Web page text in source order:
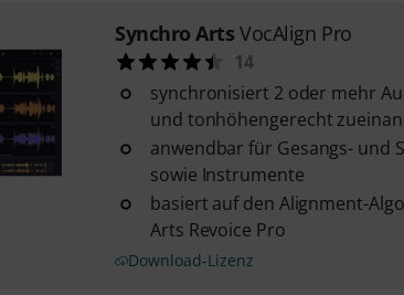
Synchro Arts VocAlign Pro
14
synchronisiert 2 oder mehr
und tonhöhengerecht
anwendbar für Gesangs- und
sowie Instrumente
basiert auf den Alignment-
Arts Revoice Pro
Download-Lizenz